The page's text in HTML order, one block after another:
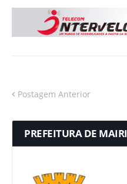
Postagem Anterior
PREFEITURA DE MAIRI